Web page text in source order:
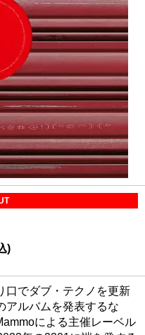
)
口でダブ・テクノを更新
アルバムを発表するな
による主催レーベル